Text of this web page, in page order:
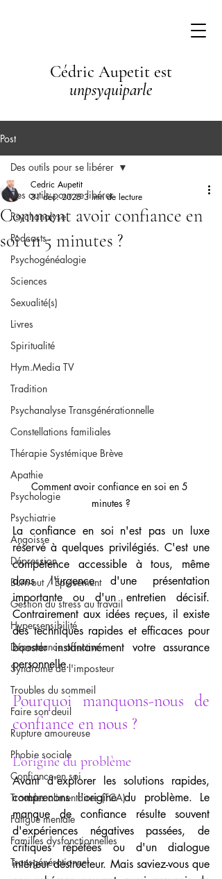
Cédric Aupetit est
unpsyquiparle
Post
Des outils pour se libérer
Psychanalyse
Podcasts
Psychogénéalogie
Sciences
Sexualité(s)
Livres
Spiritualité
Hym.Media TV
Tradition
Psychanalyse Transgénérationnelle
Constellations familiales
Thérapie Systémique Brève
Apathie
Psychologie
Psychiatrie
Angoisse
Dépression
Burn-out / Épuisement
Gestion du stress au travail
Hypersensibilité
Dépendance affective
Syndrome de l'imposteur
Troubles du sommeil
Faire son deuil
Rupture amoureuse
Phobie sociale
Confiance en soi
Troubles alimentaires (TCA)
Fatigue mentale
Familles dysfonctionnelles
Transgénérationnel
Des outils pour se libérer
Comment avoir confiance en
soi en 5 minutes ?
Cedric Aupetit
31 déc. 2025 3 min de lecture
Comment avoir confiance en soi en 5
minutes ?
La confiance en soi n'est pas un luxe
réservé à quelques privilégiés. C'est une
compétence accessible à tous, même
dans l'urgence d'une présentation
importante ou d'un entretien décisif.
Contrairement aux idées reçues, il existe
des techniques rapides et efficaces pour
booster instantanément votre assurance
personnelle.
Pourquoi manquons-nous de
confiance en nous ?
L'origine du problème
Avant d'explorer les solutions rapides,
comprenons l'origine du problème. Le
manque de confiance résulte souvent
d'expériences négatives passées, de
critiques répétées ou d'un dialogue
intérieur destructeur. Mais saviez-vous que